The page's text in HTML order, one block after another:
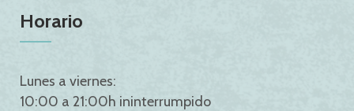
Horario
Lunes a viernes:
10:00 a 21:00h ininterrumpido